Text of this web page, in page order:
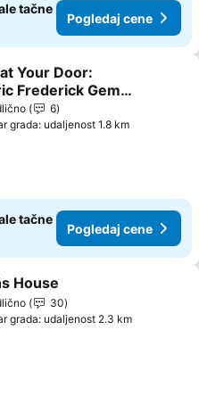
tačne
Pogledaj cene
u favorite
Your Door:
Frederick Gem
cene6
grada: udaljenost 1.8 km
tačne
Pogledaj cene
u favorite
House
30
grada: udaljenost 2.3 km